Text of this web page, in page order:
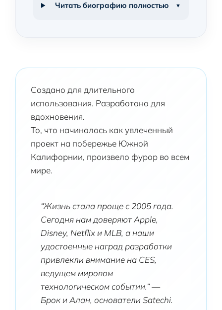
Читать биографию полностью
Создано для длительного
использования. Разработано для
вдохновения.
То, что начиналось как увлеченный
проект на побережье Южной
Калифорнии, произвело фурор во всем
мире.
“Жизнь стала проще с 2005 года.
Сегодня нам доверяют Apple,
Disney, Netflix и MLB, а наши
удостоенные наград разработки
привлекли внимание на CES,
ведущем мировом
технологическом событии.” —
Брок и Алан, основатели Satechi.